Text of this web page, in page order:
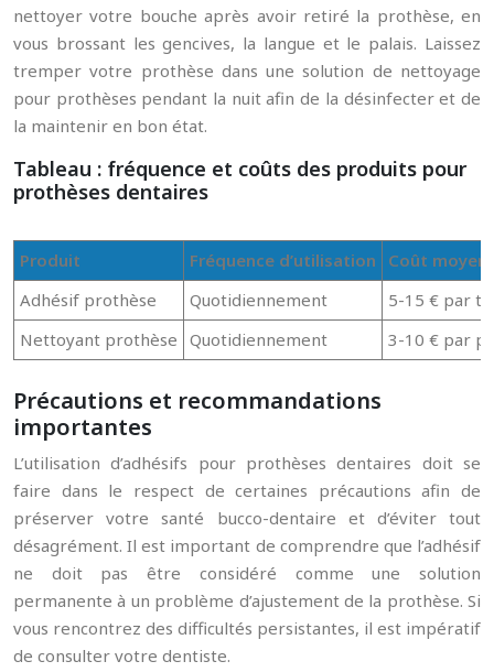
nettoyer votre bouche après avoir retiré la prothèse, en
vous brossant les gencives, la langue et le palais. Laissez
tremper votre prothèse dans une solution de nettoyage
pour prothèses pendant la nuit afin de la désinfecter et de
la maintenir en bon état.
Tableau : fréquence et coûts des produits pour
prothèses dentaires
Produit Fréquence d’utilisation
Coût moyen
Adhésif prothèse
Quotidiennement
5-15 € par
Nettoyant prothèse Quotidiennement 3-10 € par
Précautions et recommandations
importantes
L’utilisation d’adhésifs pour prothèses dentaires doit se
faire dans le respect de certaines précautions afin de
préserver votre santé bucco-dentaire et d’éviter tout
désagrément. Il est important de comprendre que l’adhésif
ne doit pas être considéré comme une solution
permanente à un problème d’ajustement de la prothèse. Si
vous rencontrez des difficultés persistantes, il est impératif
de consulter votre dentiste.